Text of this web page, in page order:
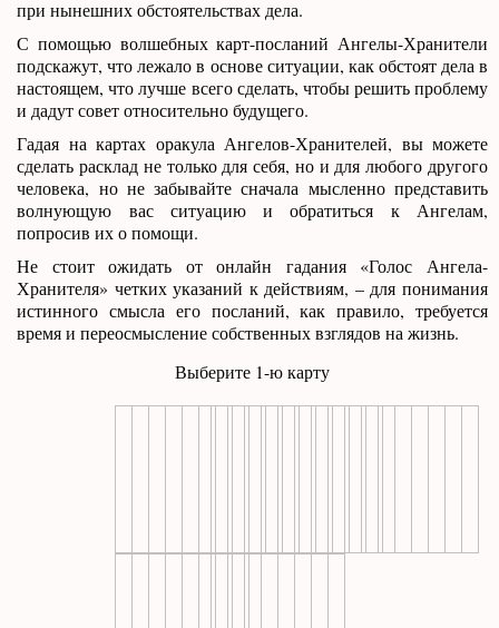
при нынешних обстоятельствах дела.
С помощью волшебных карт-посланий Ангелы-Хранители
подскажут, что лежало в основе ситуации, как обстоят дела в
настоящем, что лучше всего сделать, чтобы решить проблему
и дадут совет относительно будущего.
Гадая на картах оракула Ангелов-Хранителей, вы можете
сделать расклад не только для себя, но и для любого другого
человека, но не забывайте сначала мысленно представить
волнующую вас ситуацию и обратиться к Ангелам,
попросив их о помощи.
Не стоит ожидать от онлайн гадания «Голос Ангела-
Хранителя» четких указаний к действиям, – для понимания
истинного смысла его посланий, как правило, требуется
время и переосмысление собственных взглядов на жизнь.
Выберите 1-ю карту